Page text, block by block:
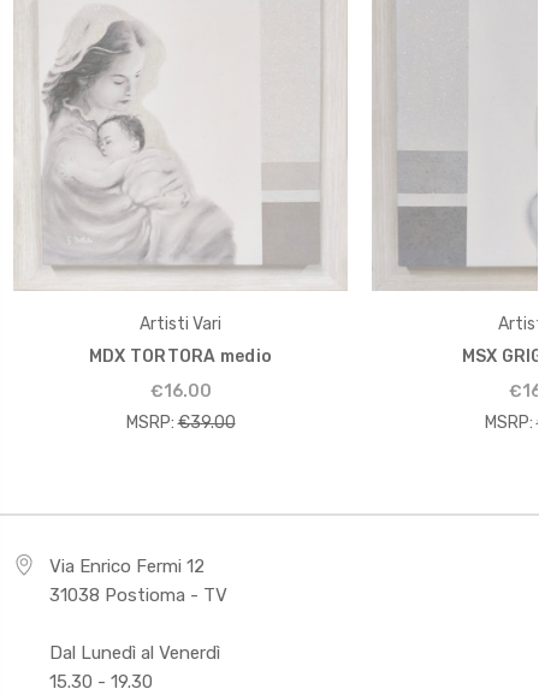
Artisti Vari
MDX TORTORA medio
€16.00
MSRP: €39.00
MSX
MSRP:
Via Enrico Fermi 12
31038 Postioma - TV
Dal Lunedì al Venerdì
15.30 - 19.30